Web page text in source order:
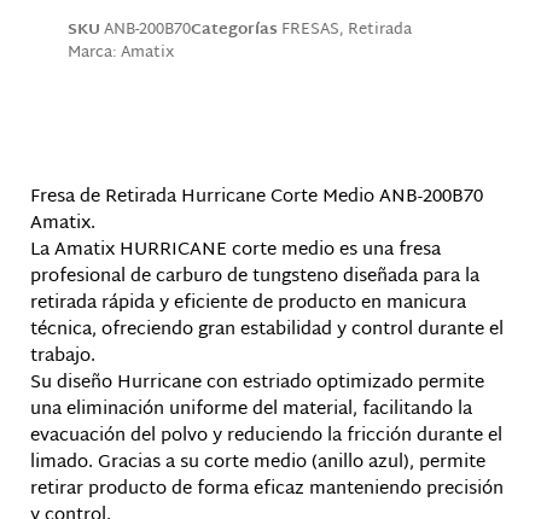
SKUANB-200B70Categorías FRESAS, Retirada
Marca:Amatix
Fresa de Retirada Hurricane Corte Medio ANB-200B70
Amatix.
La Amatix HURRICANE corte medio es una fresa
profesional de carburo de tungsteno diseñada para la
retirada rápida y eficiente de producto en manicura
técnica, ofreciendo gran estabilidad y control durante el
trabajo.
Su diseño Hurricane con estriado optimizado permite
una eliminación uniforme del material, facilitando la
evacuación del polvo y reduciendo la fricción durante el
limado. Gracias a su corte medio (anillo azul), permite
retirar producto de forma eficaz manteniendo precisión